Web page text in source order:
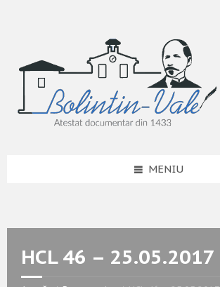
MENIU
HCL 46 – 25.05.2017